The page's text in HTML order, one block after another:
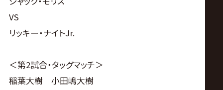
VS
リッキー・ナイトJr.
＜第2試合・タッグマッチ＞
稲葉大樹 小田嶋大樹